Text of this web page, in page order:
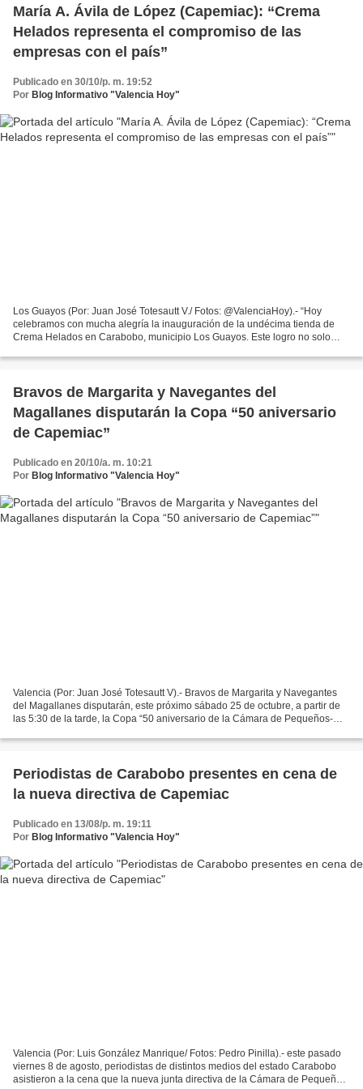
María A. Ávila de López (Capemiac): “Crema
Helados representa el compromiso de las
empresas con el país”
Publicado en 30/10/p. m. 19:52
Por Blog Informativo "Valencia Hoy"
Los Guayos (Por: Juan José Totesautt V./ Fotos: @ValenciaHoy).- “Hoy
celebramos con mucha alegría la inauguración de la undécima tienda de
Crema Helados en Carabobo, municipio Los Guayos. Este logro no solo
Bravos de Margarita y Navegantes del
Magallanes disputarán la Copa “50 aniversario
de Capemiac”
Publicado en 20/10/a. m. 10:21
Por Blog Informativo "Valencia Hoy"
Valencia (Por: Juan José Totesautt V).- Bravos de Margarita y Navegantes
del Magallanes disputarán, este próximo sábado 25 de octubre, a partir de
las 5:30 de la tarde, la Copa “50 aniversario de la Cámara de Pequeños-
Periodistas de Carabobo presentes en cena de
la nueva directiva de Capemiac
Publicado en 13/08/p. m. 19:11
Por Blog Informativo "Valencia Hoy"
Valencia (Por: Luis González Manrique/ Fotos: Pedro Pinilla).- este pasado
viernes 8 de agosto, periodistas de distintos medios del estado Carabobo
asistieron a la cena que la nueva junta directiva de la Cámara de Pequeños